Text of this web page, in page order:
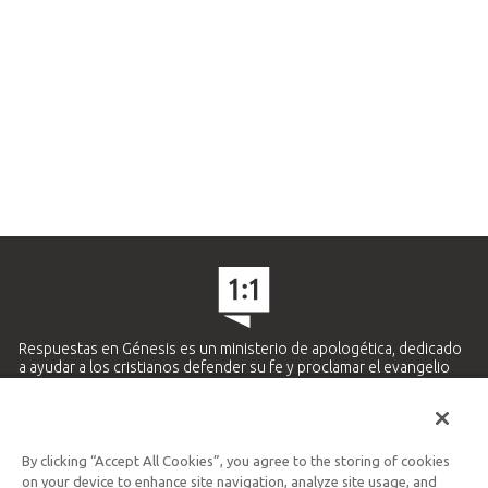
Respuestas en Génesis es un ministerio de apologética, dedicado
a ayudar a los cristianos defender su fe y proclamar el evangelio
Ministerio Hispano y Latinoamericano
By clicking “Accept All Cookies”, you agree to the storing of cookies
on your device to enhance site navigation, analyze site usage, and